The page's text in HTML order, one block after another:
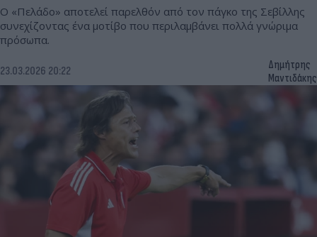
Ο «Πελάδο» αποτελεί παρελθόν από τον πάγκο της Σεβίλλης
συνεχίζοντας ένα μοτίβο που περιλαμβάνει πολλά γνώριμα
πρόσωπα.
23.03.2026 20:22
Δημήτρης
Μαντιδάκης